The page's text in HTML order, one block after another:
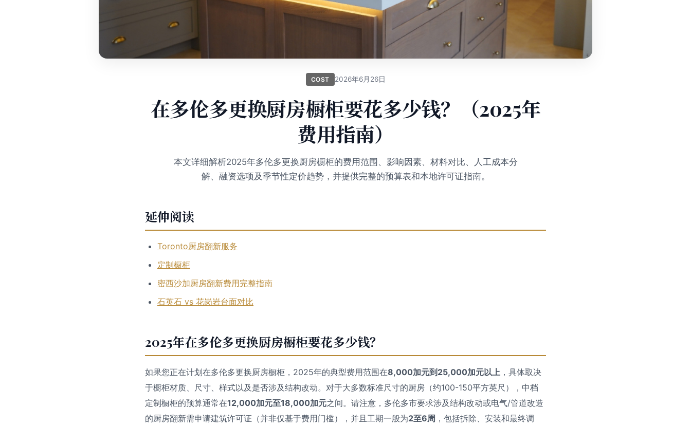
COST 2026年6月26日
在多伦多更换厨房橱柜要花多少钱？（2025年
费用指南）
本文详细解析2025年多伦多更换厨房橱柜的费用范围、影响因素、材料对比、人工成本分
解、融资选项及季节性定价趋势，并提供完整的预算表和本地许可证指南。
延伸阅读
Toronto厨房翻新服务
定制橱柜
密西沙加厨房翻新费用完整指南
石英石 vs 花岗岩台面对比
2025年在多伦多更换厨房橱柜要花多少钱？
如果您正在计划在多伦多更换厨房橱柜，2025年的典型费用范围在8,000加元到25,000加元以上 ，具体取决
于橱柜材质、尺寸、样式以及是否涉及结构改动。对于大多数标准尺寸的厨房（约100-150平方英尺），中档
定制橱柜的预算通常在12,000加元至18,000加元之间。请注意，多伦多市要求涉及结构改动或电气/管道改造
的厨房翻新需申请建筑许可证（并非仅基于费用门槛），并且工期一般为2至6周 ，包括拆除、安装和最终调